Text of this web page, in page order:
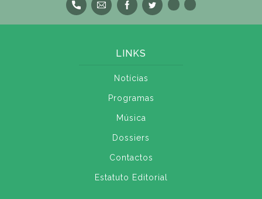
LINKS
Notícias
Programas
Música
Dossiers
Contactos
Estatuto Editorial